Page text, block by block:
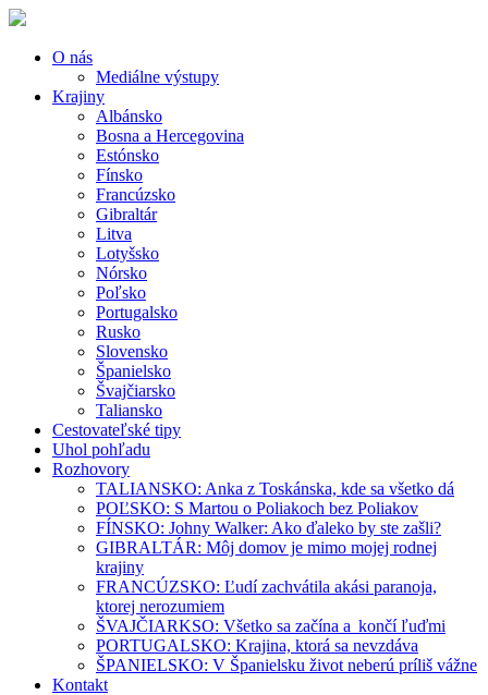
O nás
Mediálne výstupy
Krajiny
Albánsko
Bosna a Hercegovina
Estónsko
Fínsko
Francúzsko
Gibraltár
Litva
Lotyšsko
Nórsko
Poľsko
Portugalsko
Rusko
Slovensko
Španielsko
Švajčiarsko
Taliansko
Cestovateľské tipy
Uhol pohľadu
Rozhovory
TALIANSKO: Anka z Toskánska, kde sa všetko dá
POĽSKO: S Martou o Poliakoch bez Poliakov
FÍNSKO: Johny Walker: Ako ďaleko by ste zašli?
GIBRALTÁR: Môj domov je mimo mojej rodnej
krajiny
FRANCÚZSKO: Ľudí zachvátila akási paranoja,
ktorej nerozumiem
ŠVAJČIARKSO: Všetko sa začína a končí ľuďmi
PORTUGALSKO: Krajina, ktorá sa nevzdáva
ŠPANIELSKO: V Španielsku život neberú príliš vážne
Kontakt